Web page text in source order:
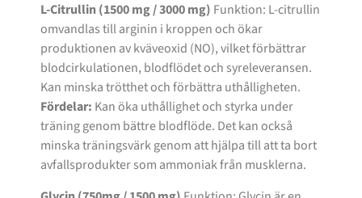
L-Citrullin (1500 mg / 3000 mg) Funktion: L-citrullin
omvandlas till arginin i kroppen och ökar
produktionen av kväveoxid (NO), vilket förbättrar
blodcirkulationen, blodflödet och syreleveransen.
Kan minska trötthet och förbättra uthålligheten.
Fördelar: Kan öka uthållighet och styrka under
träning genom bättre blodflöde. Det kan också
minska träningsvärk genom att hjälpa till att ta bort
avfallsprodukter som ammoniak från musklerna.